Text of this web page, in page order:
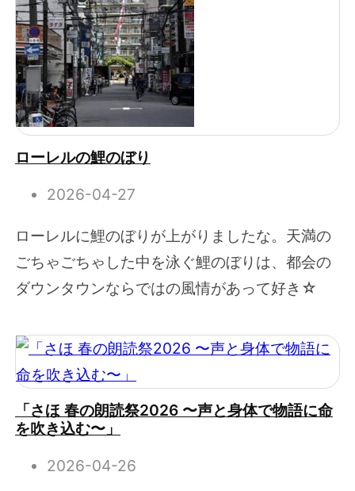
ローレルの鯉のぼり
2026-04-27
ローレルに鯉のぼりが上がりましたな。天満の
ごちゃごちゃした中を泳ぐ鯉のぼりは、都会の
ダウンタウンならではの風情があって好き☆
「さほ 春の朗読祭2026 〜声と身体で物語に命
を吹き込む〜」
2026-04-26